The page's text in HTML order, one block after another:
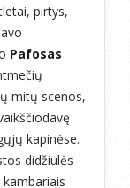
pirtys,
Pafosas
mitų scenos,
kapinėse.
didžiulės